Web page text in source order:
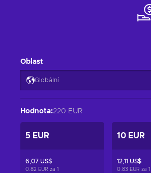
Oblast
Globální
Hodnota:220 EUR
5 EUR
6,07 US$
0.82 EUR za 1
10 EUR
12,11 US$
0.83 EUR za 1